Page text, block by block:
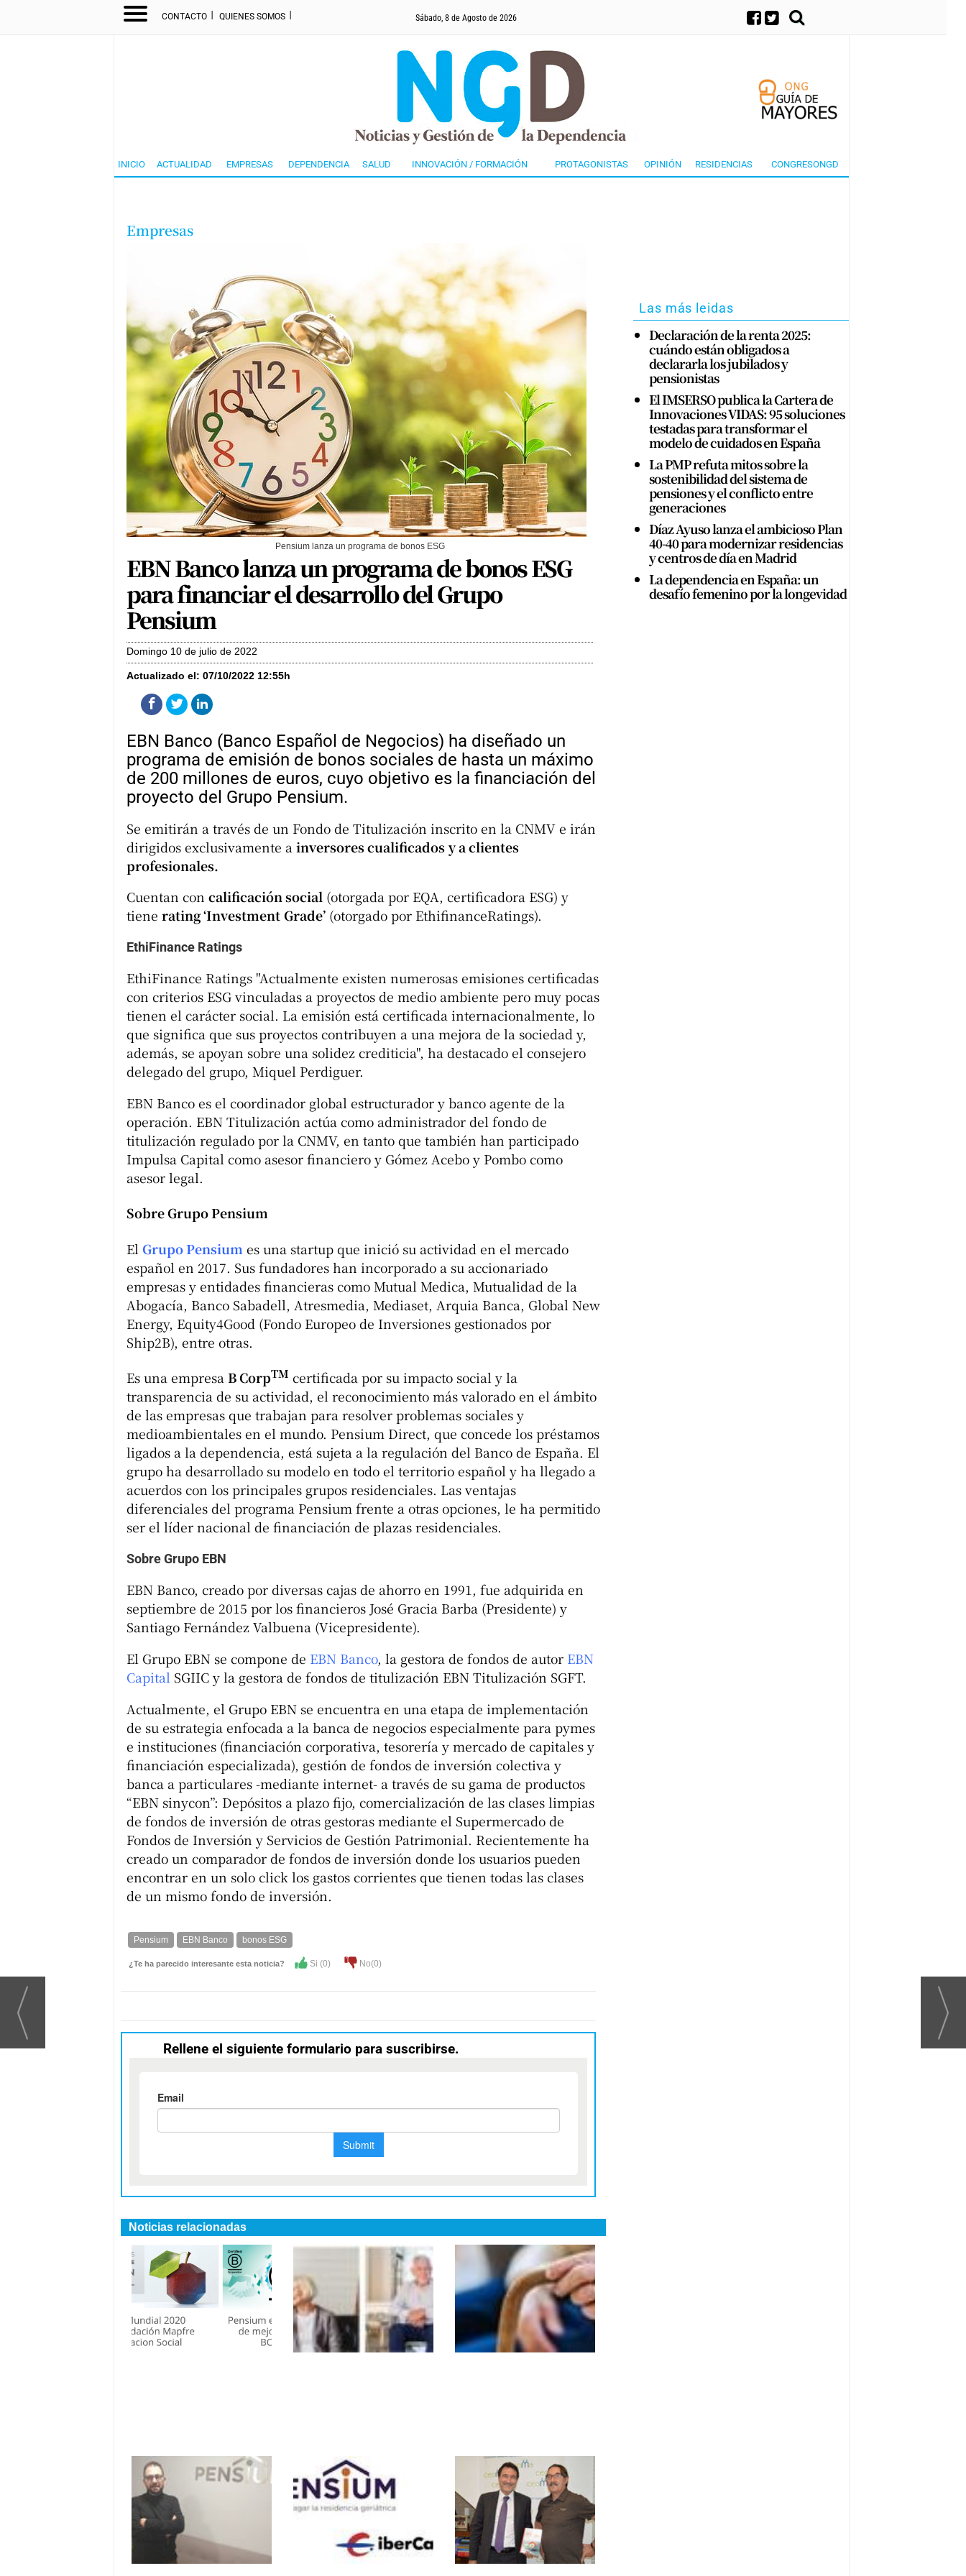
CONTACTO I QUIENES SOMOS I Sábado, 8 de Agosto de 2026
INICIO ACTUALIDAD EMPRESAS DEPENDENCIA SALUD INNOVACIÓN / FORMACIÓN PROTAGONISTAS OPINIÓN RESIDENCIAS CONGRESONGD
Empresas
Pensium lanza un programa de bonos ESG
EBN Banco lanza un programa de bonos ESG
para financiar el desarrollo del Grupo
Pensium
domingo 10 de julio de 2022
Actualizado el: 07/10/2022 12:55h
EBN Banco (Banco Español de Negocios) ha diseñado un
programa de emisión de bonos sociales de hasta un máximo
de 200 millones de euros, cuyo objetivo es la financiación del
proyecto del Grupo Pensium.
Se emitirán a través de un Fondo de Titulización inscrito en la CNMV e irán
dirigidos exclusivamente a inversores cualificados y a clientes
profesionales.
Cuentan con calificación social (otorgada por EQA, certificadora ESG) y
tiene rating ‘Investment Grade’ (otorgado por EthifinanceRatings).
EthiFinance Ratings
EthiFinance Ratings "Actualmente existen numerosas emisiones certificadas
con criterios ESG vinculadas a proyectos de medio ambiente pero muy pocas
tienen el carácter social. La emisión está certificada internacionalmente, lo
que significa que sus proyectos contribuyen a una mejora de la sociedad y,
además, se apoyan sobre una solidez crediticia", ha destacado el consejero
delegado del grupo, Miquel Perdiguer.
EBN Banco es el coordinador global estructurador y banco agente de la
operación. EBN Titulización actúa como administrador del fondo de
titulización regulado por la CNMV, en tanto que también han participado
Impulsa Capital como asesor financiero y Gómez Acebo y Pombo como
asesor legal.
Sobre Grupo Pensium
El Grupo Pensium es una startup que inició su actividad en el mercado
español en 2017. Sus fundadores han incorporado a su accionariado
empresas y entidades financieras como Mutual Medica, Mutualidad de la
Abogacía, Banco Sabadell, Atresmedia, Mediaset, Arquia Banca, Global New
Energy, Equity4Good (Fondo Europeo de Inversiones gestionados por
Ship2B), entre otras.
Es una empresa B CorpTM certificada por su impacto social y la
transparencia de su actividad, el reconocimiento más valorado en el ámbito
de las empresas que trabajan para resolver problemas sociales y
medioambientales en el mundo. Pensium Direct, que concede los préstamos
ligados a la dependencia, está sujeta a la regulación del Banco de España. El
grupo ha desarrollado su modelo en todo el territorio español y ha llegado a
acuerdos con los principales grupos residenciales. Las ventajas
diferenciales del programa Pensium frente a otras opciones, le ha permitido
ser el líder nacional de financiación de plazas residenciales.
Sobre Grupo EBN
EBN Banco, creado por diversas cajas de ahorro en 1991, fue adquirida en
septiembre de 2015 por los financieros José Gracia Barba (Presidente) y
Santiago Fernández Valbuena (Vicepresidente).
El Grupo EBN se compone de EBN Banco, la gestora de fondos de autor EBN
Capital SGIIC y la gestora de fondos de titulización EBN Titulización SGFT.
Actualmente, el Grupo EBN se encuentra en una etapa de implementación
de su estrategia enfocada a la banca de negocios especialmente para pymes
e instituciones (financiación corporativa, tesorería y mercado de capitales y
financiación especializada), gestión de fondos de inversión colectiva y
banca a particulares -mediante internet- a través de su gama de productos
“EBN sinycon”: Depósitos a plazo fijo, comercialización de las clases limpias
de fondos de inversión de otras gestoras mediante el Supermercado de
Fondos de Inversión y Servicios de Gestión Patrimonial. Recientemente ha
creado un comparador de fondos de inversión donde los usuarios pueden
encontrar en un solo click los gastos corrientes que tienen todas las clases
de un mismo fondo de inversión.
Pensium EBN Banco bonos ESG
¿Te ha parecido interesante esta noticia? Si (0) No(0)
Rellene el siguiente formulario para suscribirse.
Noticias relacionadas
Las más leidas
Declaración de la renta 2025:
cuándo están obligados a
declararla los jubilados y
pensionistas
El IMSERSO publica la Cartera de
Innovaciones VIDAS: 95 soluciones
testadas para transformar el
modelo de cuidados en España
La PMP refuta mitos sobre la
sostenibilidad del sistema de
pensiones y el conflicto entre
generaciones
Díaz Ayuso lanza el ambicioso Plan
40-40 para modernizar residencias
y centros de día en Madrid
La dependencia en España: un
desafío femenino por la longevidad